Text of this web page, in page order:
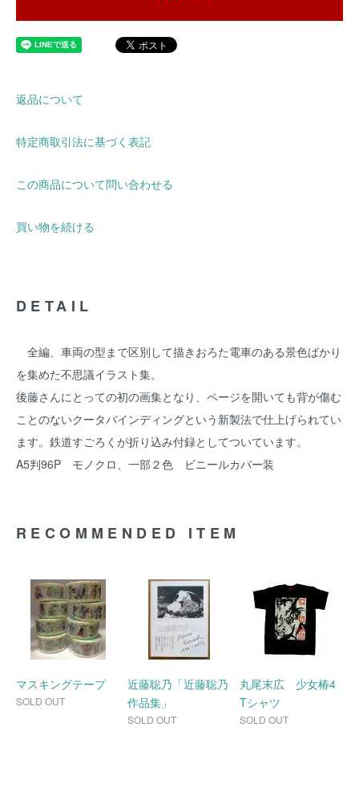
返品について
特定商取引法に基づく表記
この商品について問い合わせる
買い物を続ける
DETAIL
全編、車両の型まで区別して描きおろた電車のある景色ばかり
を集めた不思議イラスト集。
後藤さんにとっての初の画集となり、ページを開いても背が傷む
ことのないクータバインディングという新製法で仕上げられてい
ます。鉄道すごろくが折り込み付録としてついています。
A5判96P モノクロ、一部２色 ビニールカバー装
RECOMMENDED ITEM
マスキングテープ
SOLD OUT
近藤聡乃「近藤聡乃
作品集」
SOLD OUT
丸尾末広 少女椿4
Tシャツ
SOLD OUT